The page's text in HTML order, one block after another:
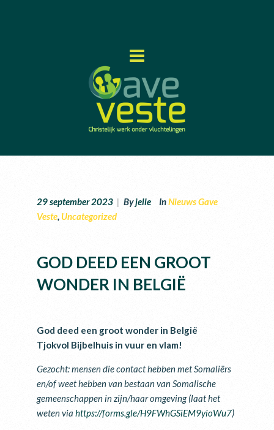
29 september 2023 | Byjelle InNieuws Gave
Veste Uncategorized
GOD DEED EEN GROOT
WONDER IN BELGIË
God deed een groot wonder in België
Tjokvol Bijbelhuis in vuur en vlam!
Gezocht: mensen die contact hebben met Somaliërs
en/of weet hebben van bestaan van Somalische
gemeenschappen in zijn/haar omgeving (laat het
weten via https://forms.gle/H9FWhGSiEM9yioWu7)